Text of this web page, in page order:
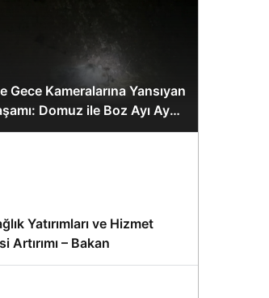
Gece Kameralarına Yansıyan
Domuz ile Boz Ayı Aynı
Yatırımları ve Hizmet
Artırımı – Bakan
Ziyareti